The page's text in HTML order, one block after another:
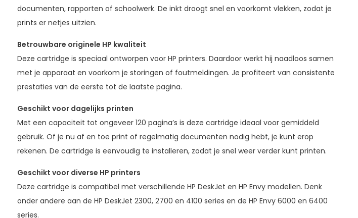
documenten, rapporten of schoolwerk. De inkt droogt snel en voorkomt vlekken, zodat je
prints er netjes uitzien.
Betrouwbare originele HP kwaliteit
Deze cartridge is speciaal ontworpen voor HP printers. Daardoor werkt hij naadloos samen
met je apparaat en voorkom je storingen of foutmeldingen. Je profiteert van consistente
prestaties van de eerste tot de laatste pagina.
Geschikt voor dagelijks printen
Met een capaciteit tot ongeveer 120 pagina’s is deze cartridge ideaal voor gemiddeld
gebruik. Of je nu af en toe print of regelmatig documenten nodig hebt, je kunt erop
rekenen. De cartridge is eenvoudig te installeren, zodat je snel weer verder kunt printen.
Geschikt voor diverse HP printers
Deze cartridge is compatibel met verschillende HP DeskJet en HP Envy modellen. Denk
onder andere aan de HP DeskJet 2300, 2700 en 4100 series en de HP Envy 6000 en 6400
series.